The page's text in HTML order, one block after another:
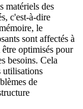
matériels des
c'est-à-dire
le
sont affectés à
optimisés pour
besoins. Cela
utilisations
de